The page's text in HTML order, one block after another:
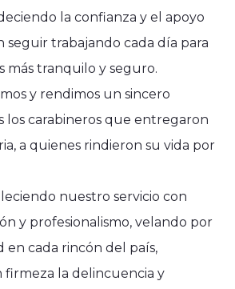
la confianza y el apoyo
trabajando cada día para
más tranquilo y seguro.
y rendimos un sincero
los carabineros que entregaron
a quienes rindieron su vida por
nuestro servicio con
y profesionalismo, velando por
en cada rincón del país,
la delincuencia y